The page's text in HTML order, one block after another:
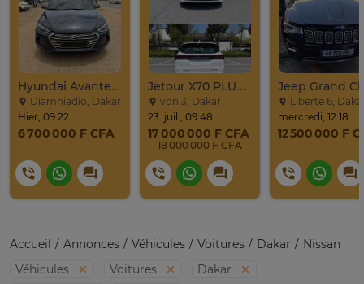
Hyundai Avante 2017
Diamniadio, Dakar
Hier, 09:22
6 700 000 F CFA
Jetour X70 PLUS 2024
vdn 3, Dakar
23. juil., 09:48
17 000 000 F CFA
18 000 000 F CFA
Liberte 6,
mercredi, 12:18
12 500 000 F
Accueil Annonces Véhicules Voitures Dakar
Nissan
Véhicules
Voitures
Dakar